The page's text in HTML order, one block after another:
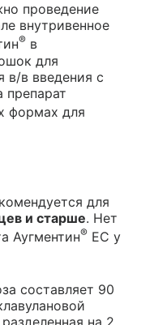
проведение
внутривенное
® в
для
в/в введения с
формах для
для
и старше. Нет
Аугментин® ЕС у
составляет 90
на 2